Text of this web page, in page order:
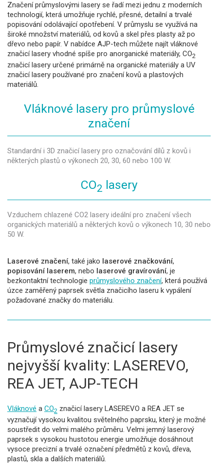
Značení průmyslovými lasery se řadí mezi jednu z moderních
technologií, která umožňuje rychlé, přesné, detailní a trvalé
popisování odolávající opotřebení. V průmyslu se využívá na
široké množství materiálů, od kovů a skel přes plasty až po
dřevo nebo papír. V nabídce AJP-tech můžete najít vláknové
značicí lasery vhodné spíše pro anorganické materiály, CO2
značicí lasery určené primárně na organické materiály a UV
značicí lasery používané pro značení kovů a plastových
materiálů.
Vláknové lasery pro průmyslové
značení
Standardní i 3D značicí lasery pro označování dílů z kovů i
některých plastů o výkonech 20, 30, 60 nebo 100 W.
CO2 lasery
Vzduchem chlazené CO2 lasery ideální pro značení všech
organických materiálů a některých kovů o výkonech 10, 30 nebo
50 W.
Laserové značení, také jako laserové značkování,
popisování laserem, nebo laserové gravírování, je
bezkontaktní technologie průmyslového značení, která používá
úzce zaměřený paprsek světla značicího laseru k vypálení
požadované značky do materiálu.
Průmyslové značicí lasery
nejvyšší kvality: LASEREVO,
REA JET, AJP-TECH
Vláknové a CO2 značicí lasery LASEREVO a REA JET se
vyznačují vysokou kvalitou světelného paprsku, který je možné
soustředit do velmi malého průměru. Velmi jemný laserový
paprsek s vysokou hustotou energie umožňuje dosáhnout
vysoce precizní a trvalé označení předmětů z kovů, dřeva,
plastů, skla a dalších materiálů.